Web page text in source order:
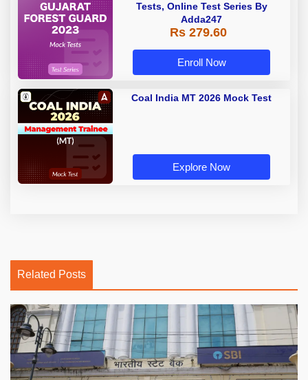
Tests, Online Test Series By
Adda247
Rs 279.60
Enroll Now
Coal India MT 2026 Mock Test
Explore Now
Related Posts